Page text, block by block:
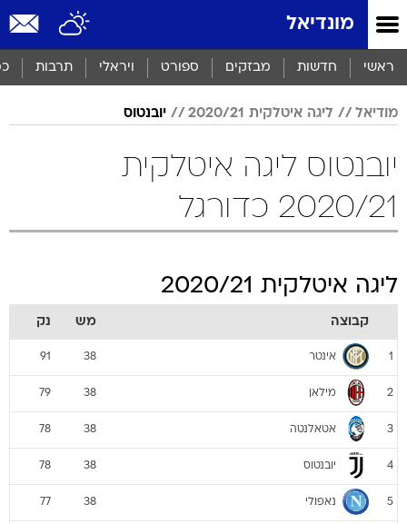
מונדיאל
ראשי חדשות מבזקים ספורט ויראלי תרבות
מודיאל ליגה איטלקית 2020/21 יובנטוס
יובנטוס ליגה איטלקית
2020/21 כדורגל
ליגה איטלקית 2020/21
קבוצה מש נק
1 אינטר 38
91
2 מילאן 38
79
3 אטאלנטה 38
78
4 יובנטוס 38
78
5 נאפולי 38
77